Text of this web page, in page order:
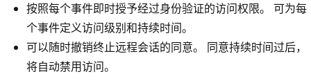
按照每个事件即时授予经过身份验证的访问权限。 可为每
个事件定义访问级别和持续时间。
可以随时撤销终止远程会话的同意。 同意持续时间过后，
将自动禁用访问。